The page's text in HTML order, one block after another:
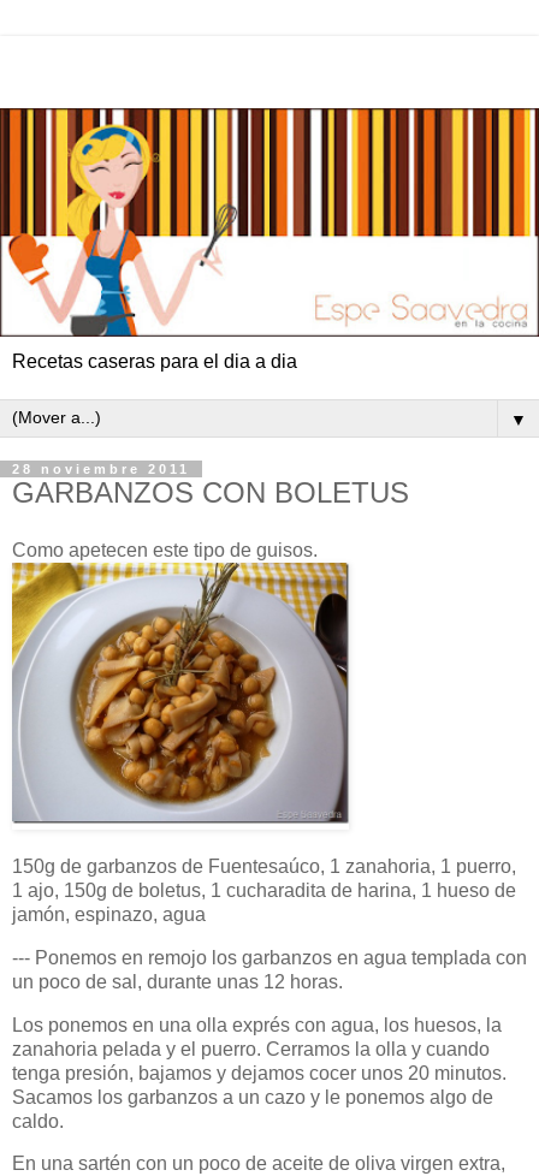
Recetas caseras para el dia a dia
▼
28 noviembre 2011
GARBANZOS CON BOLETUS
Como apetecen este tipo de guisos.
150g de garbanzos de Fuentesaúco, 1 zanahoria, 1 puerro,
1 ajo, 150g de boletus, 1 cucharadita de harina, 1 hueso de
jamón, espinazo, agua
--- Ponemos en remojo los garbanzos en agua templada con
un poco de sal, durante unas 12 horas.
Los ponemos en una olla exprés con agua, los huesos, la
zanahoria pelada y el puerro. Cerramos la olla y cuando
tenga presión, bajamos y dejamos cocer unos 20 minutos.
Sacamos los garbanzos a un cazo y le ponemos algo de
caldo.
En una sartén con un poco de aceite de oliva virgen extra,